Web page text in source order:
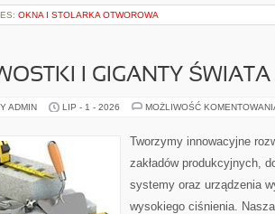
OKNA I STOLARKA OTWOROWA
I GIGANTY ŚWIATA
ADMIN LIP - 1 - 2026 MOŻLIWOŚĆ
Tworzymy innowacyjne
zakładów produkcyjnych,
systemy oraz urządzenia
wysokiego ciśnienia.